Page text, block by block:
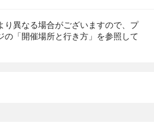
り異なる場合がございますので、プ
の「開催場所と行き方」を参照して